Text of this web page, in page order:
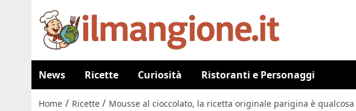
News Ricette Curiosità Ristoranti e Personaggi
Home / Ricette / Mousse al cioccolato, la ricetta originale parigina è